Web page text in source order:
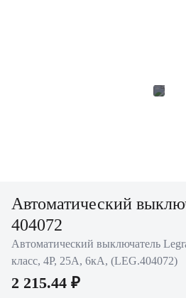
Автоматический
404072
Автоматический выключатель
класс, 4P, 25А, 6кА, (LEG.404072)
2 215.44 ₽